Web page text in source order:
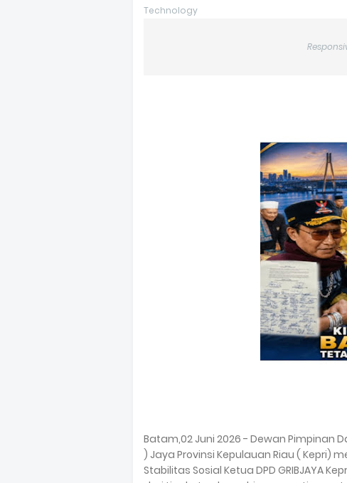
Technology
Batam,02 Juni 2026 - Dewan Pimpinan
) Jaya Provinsi Kepulauan Riau (
Stabilitas Sosial Ketua DPD GRIBJAYA